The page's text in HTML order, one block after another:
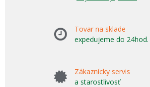
Tovar na sklade
expedujeme do 24hod.
Zákaznícky servis
a starostlivosť